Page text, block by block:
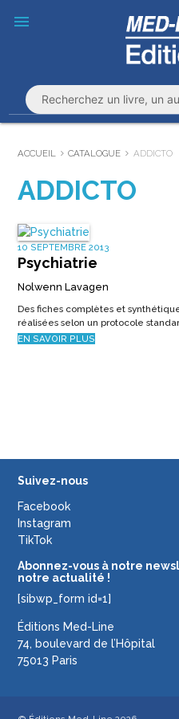
menu
ACCUEIL CATALOGUE ADDICTO
ADDICTO
10 SEPTEMBRE 2013
Psychiatrie
Nolwenn Lavagen
Des fiches complètes et
réalisées selon un protocole
EN SAVOIR PLUS
Suivez-nous
Facebook
Instagram
TikTok
Abonnez-vous à notre
notre actualité !
[sibwp_form id=1]
Éditions Med-Line
74, boulevard de l’Hôpital
75013 Paris